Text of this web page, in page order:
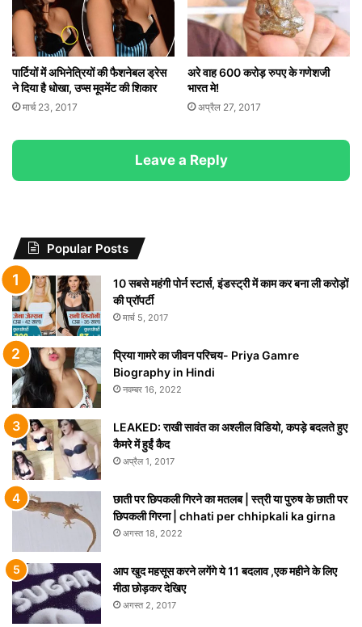
पार्टियों में अभिनेत्रियों की फैशनेबल ड्रेस
ने दिया है धोखा, उप्स मूवमेंट की शिकार
मार्च 23, 2017
अरे वाह 600 करोड़ रुपए के गणेशजी
भारत मे!
अप्रैल 27, 2017
Leave a Reply
Popular Posts
10 सबसे महंगी पोर्न स्टार्स, इंडस्ट्री में काम कर बना ली करोड़ों
की प्रॉपर्टी
मार्च 5, 2017
प्रिया गामरे का जीवन परिचय- Priya Gamre
Biography in Hindi
नवम्बर 16, 2022
LEAKED: राखी सावंत का अश्लील विडियो, कपड़े बदलते हुए
कैमरे में हुईं कैद
अप्रैल 1, 2017
छाती पर छिपकली गिरने का मतलब | स्त्री या पुरुष के छाती पर
छिपकली गिरना | chhati per chhipkali ka girna
अगस्त 18, 2022
आप खुद महसूस करने लगेंगे ये 11 बदलाव ,एक महीने के लिए
मीठा छोड़कर देखिए
अगस्त 2, 2017